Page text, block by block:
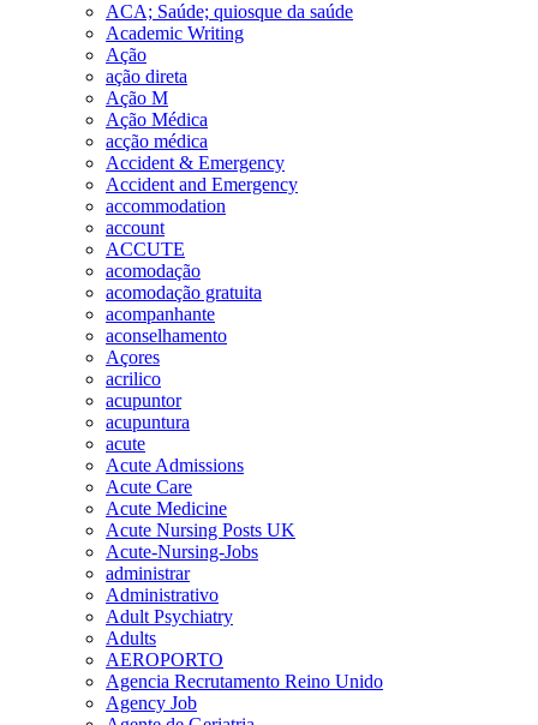
ACA; Saúde; quiosque da saúde
Academic Writing
Ação
ação direta
Ação M
Ação Médica
acção médica
Accident & Emergency
Accident and Emergency
accommodation
account
ACCUTE
acomodação
acomodação gratuita
acompanhante
aconselhamento
Açores
acrilico
acupuntor
acupuntura
acute
Acute Admissions
Acute Care
Acute Medicine
Acute Nursing Posts UK
Acute-Nursing-Jobs
administrar
Administrativo
Adult Psychiatry
Adults
AEROPORTO
Agencia Recrutamento Reino Unido
Agency Job